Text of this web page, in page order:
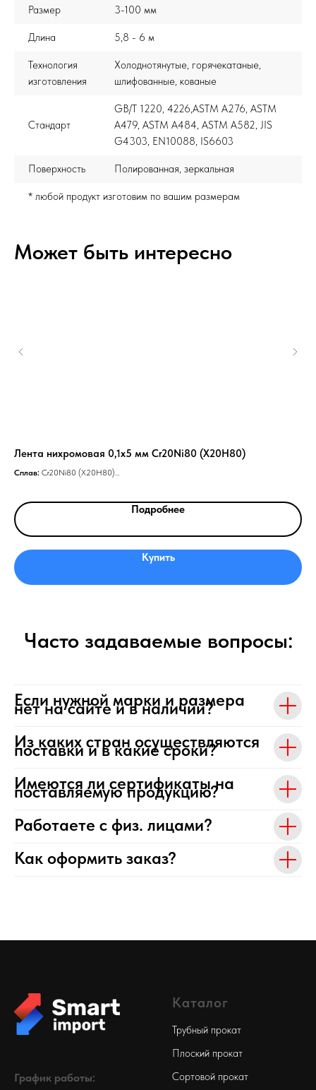
Размер 3-100 мм
Длина 5,8 - 6 м
Технология
изготовления
Холоднотянутые, горячекатаные,
шлифованные, кованые
Стандарт
GB/T 1220, 4226,ASTM A276, ASTM
A479, ASTM A484, ASTM A582, JIS
G4303, EN10088, IS6603
Поверхность Полированная, зеркальная
* любой продукт изготовим по вашим размерам
Может быть интересно
Лента нихромовая 0,1х5 мм Cr20Ni80 (Х20Н80)
Сплав: Cr20Ni80 (Х20Н80)
Подробнее
Купить
Часто задаваемые вопросы:
Если нужной марки и размера
нет на сайте и в наличии?
Из каких стран осуществляются
поставки и в какие сроки?
Имеются ли сертификаты на
поставляемую продукцию?
Работаете с физ. лицами?
Как оформить заказ?
График работы:
Каталог
Трубный прокат
Плоский прокат
Сортовой прокат